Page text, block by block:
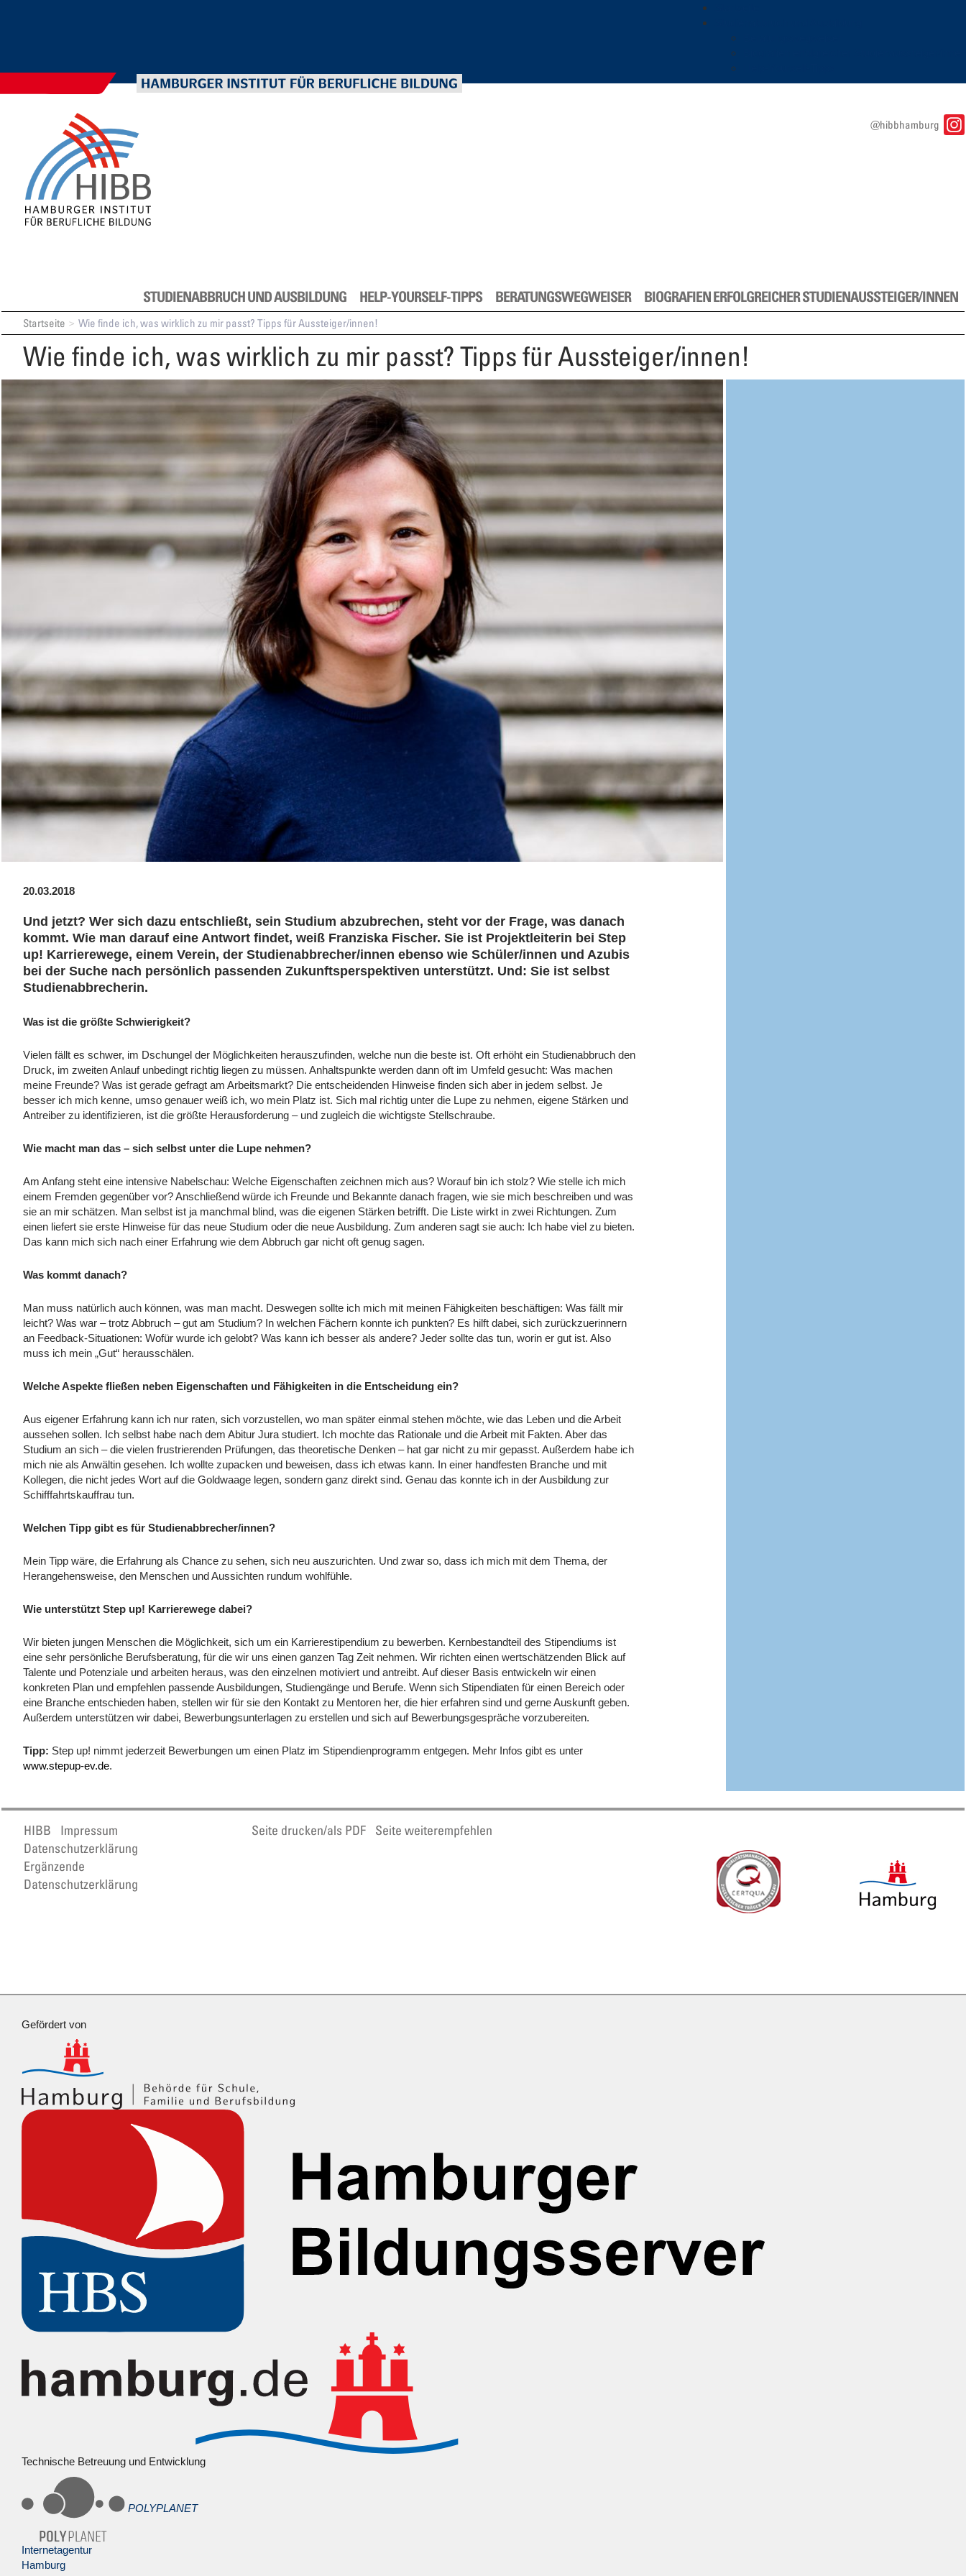
@hibbhamburg
STUDIENABBRUCH UND AUSBILDUNG HELP-YOURSELF-TIPPS BERATUNGSWEGWEISER BIOGRAFIEN ERFOLGREICHER STUDIENAUSSTEIGER/INNEN
Startseite Wie finde ich, was wirklich zu mir passt? Tipps für Aussteiger/innen!
Wie finde ich, was wirklich zu mir passt? Tipps für Aussteiger/innen!
20.03.2018
Und jetzt? Wer sich dazu entschließt, sein Studium abzubrechen, steht vor der Frage, was danach
kommt. Wie man darauf eine Antwort findet, weiß Franziska Fischer. Sie ist Projektleiterin bei Step
up! Karrierewege, einem Verein, der Studienabbrecher/innen ebenso wie Schüler/innen und Azubis
bei der Suche nach persönlich passenden Zukunftsperspektiven unterstützt. Und: Sie ist selbst
Studienabbrecherin.
Was ist die größte Schwierigkeit?
Vielen fällt es schwer, im Dschungel der Möglichkeiten herauszufinden, welche nun die beste ist. Oft erhöht ein Studienabbruch den
Druck, im zweiten Anlauf unbedingt richtig liegen zu müssen. Anhaltspunkte werden dann oft im Umfeld gesucht: Was machen
meine Freunde? Was ist gerade gefragt am Arbeitsmarkt? Die entscheidenden Hinweise finden sich aber in jedem selbst. Je
besser ich mich kenne, umso genauer weiß ich, wo mein Platz ist. Sich mal richtig unter die Lupe zu nehmen, eigene Stärken und
Antreiber zu identifizieren, ist die größte Herausforderung – und zugleich die wichtigste Stellschraube.
Wie macht man das – sich selbst unter die Lupe nehmen?
Am Anfang steht eine intensive Nabelschau: Welche Eigenschaften zeichnen mich aus? Worauf bin ich stolz? Wie stelle ich mich
einem Fremden gegenüber vor? Anschließend würde ich Freunde und Bekannte danach fragen, wie sie mich beschreiben und was
sie an mir schätzen. Man selbst ist ja manchmal blind, was die eigenen Stärken betrifft. Die Liste wirkt in zwei Richtungen. Zum
einen liefert sie erste Hinweise für das neue Studium oder die neue Ausbildung. Zum anderen sagt sie auch: Ich habe viel zu bieten.
Das kann mich sich nach einer Erfahrung wie dem Abbruch gar nicht oft genug sagen.
Was kommt danach?
Man muss natürlich auch können, was man macht. Deswegen sollte ich mich mit meinen Fähigkeiten beschäftigen: Was fällt mir
leicht? Was war – trotz Abbruch – gut am Studium? In welchen Fächern konnte ich punkten? Es hilft dabei, sich zurückzuerinnern
an Feedback-Situationen: Wofür wurde ich gelobt? Was kann ich besser als andere? Jeder sollte das tun, worin er gut ist. Also
muss ich mein „Gut“ herausschälen.
Welche Aspekte fließen neben Eigenschaften und Fähigkeiten in die Entscheidung ein?
Aus eigener Erfahrung kann ich nur raten, sich vorzustellen, wo man später einmal stehen möchte, wie das Leben und die Arbeit
aussehen sollen. Ich selbst habe nach dem Abitur Jura studiert. Ich mochte das Rationale und die Arbeit mit Fakten. Aber das
Studium an sich – die vielen frustrierenden Prüfungen, das theoretische Denken – hat gar nicht zu mir gepasst. Außerdem habe ich
mich nie als Anwältin gesehen. Ich wollte zupacken und beweisen, dass ich etwas kann. In einer handfesten Branche und mit
Kollegen, die nicht jedes Wort auf die Goldwaage legen, sondern ganz direkt sind. Genau das konnte ich in der Ausbildung zur
Schifffahrtskauffrau tun.
Welchen Tipp gibt es für Studienabbrecher/innen?
Mein Tipp wäre, die Erfahrung als Chance zu sehen, sich neu auszurichten. Und zwar so, dass ich mich mit dem Thema, der
Herangehensweise, den Menschen und Aussichten rundum wohlfühle.
Wie unterstützt Step up! Karrierewege dabei?
Wir bieten jungen Menschen die Möglichkeit, sich um ein Karrierestipendium zu bewerben. Kernbestandteil des Stipendiums ist
eine sehr persönliche Berufsberatung, für die wir uns einen ganzen Tag Zeit nehmen. Wir richten einen wertschätzenden Blick auf
Talente und Potenziale und arbeiten heraus, was den einzelnen motiviert und antreibt. Auf dieser Basis entwickeln wir einen
konkreten Plan und empfehlen passende Ausbildungen, Studiengänge und Berufe. Wenn sich Stipendiaten für einen Bereich oder
eine Branche entschieden haben, stellen wir für sie den Kontakt zu Mentoren her, die hier erfahren sind und gerne Auskunft geben.
Außerdem unterstützen wir dabei, Bewerbungsunterlagen zu erstellen und sich auf Bewerbungsgespräche vorzubereiten.
Tipp: Step up! nimmt jederzeit Bewerbungen um einen Platz im Stipendienprogramm entgegen. Mehr Infos gibt es unter
www.stepup-ev.de.
HIBB
Impressum
Datenschutzerklärung
Ergänzende
Datenschutzerklärung
Seite drucken/als PDF Seite weiterempfehlen
Gefördert von
Technische Betreuung und Entwicklung
POLYPLANET
Internetagentur
Hamburg